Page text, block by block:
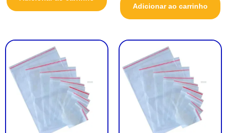
Adicionar ao carrinho